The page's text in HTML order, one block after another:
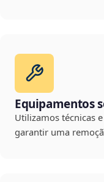
Equipamentos
Utilizamos técnicas
garantir uma